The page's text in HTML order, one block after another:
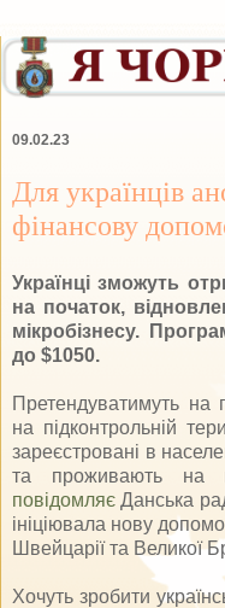
09.02.23
Для українців
фінансову
Українці зможуть
на початок,
мікробізнесу.
до $1050.
Претендуватимуть на
на підконтрольній
зареєстровані в
та проживають на
повідомляєДанська
ініціювала нову
Швейцарії та Великої
Хочуть зробити